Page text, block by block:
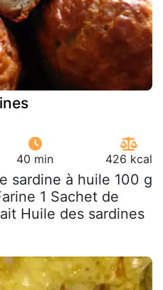
40 min 426 kcal
sardine à huile 100 g
1 Sachet de
Huile des sardines